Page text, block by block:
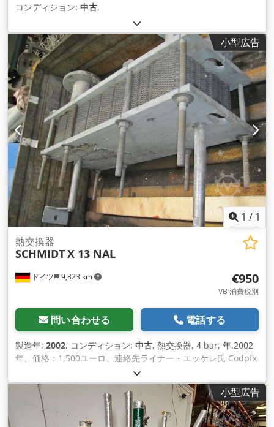
コンディション: 中古,
小型広告
1 / 1
ドイツ 9,323 km
熱交換器
SCHMIDTX 13 NAL
€950
VB 消費税別
問い合わせる 電話する
製造年: 2002, コンディション: 中古, 熱交換器, 4 bar, 年.2002
年、価格：1,500ユーロ、連絡先ライナー・エッケレ氏 Codpfx
小型広告